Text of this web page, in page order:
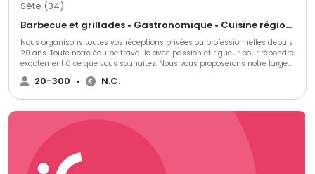
Sète (34)
Barbecue et grillades • Gastronomique • Cuisine régionale
Nous organisons toutes vos réceptions privées ou professionnelles depuis
20 ans. Toute notre équipe travaille avec passion et rigueur pour répondre
exactement à ce que vous souhaitez. Nous vous proposerons notre large
choix de menus, de plats…
20-300 • N.C.